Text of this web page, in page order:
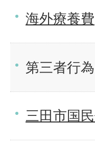
海外療養費
第三者行
三田市国